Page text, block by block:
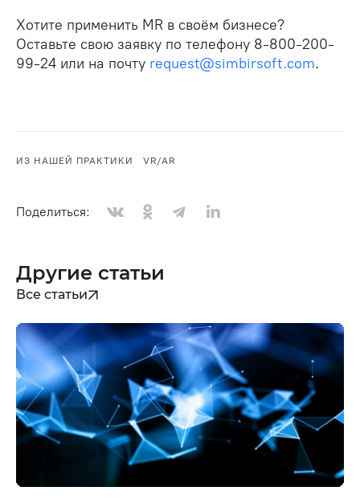
Хотите применить MR в своём бизнесе?
Оставьте свою заявку по телефону 8-800-200-
99-24 или на почту request@simbirsoft.com.
ИЗ НАШЕЙ ПРАКТИКИ VR/AR
Поделиться:
Другие статьи
Все статьи